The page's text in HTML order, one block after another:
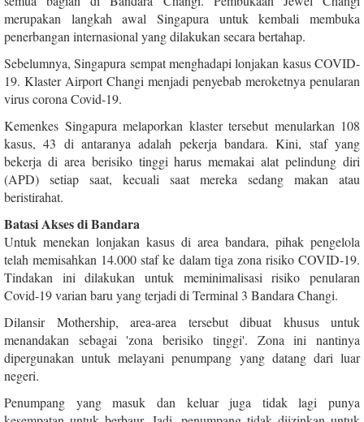
merupakan langkah awal Singapura untuk kembali membuka
penerbangan internasional yang dilakukan secara bertahap.
Sebelumnya, Singapura sempat menghadapi lonjakan kasus COVID-
19. Klaster Airport Changi menjadi penyebab meroketnya penularan
virus corona Covid-19.
Kemenkes Singapura melaporkan klaster tersebut menularkan 108
kasus, 43 di antaranya adalah pekerja bandara. Kini, staf yang
bekerja di area berisiko tinggi harus memakai alat pelindung diri
(APD) setiap saat, kecuali saat mereka sedang makan atau
beristirahat.
Batasi Akses di Bandara
Untuk menekan lonjakan kasus di area bandara, pihak pengelola
telah memisahkan 14.000 staf ke dalam tiga zona risiko COVID-19.
Tindakan ini dilakukan untuk meminimalisasi risiko penularan
Covid-19 varian baru yang terjadi di Terminal 3 Bandara Changi.
Dilansir Mothership, area-area tersebut dibuat khusus untuk
menandakan sebagai 'zona berisiko tinggi'. Zona ini nantinya
dipergunakan untuk melayani penumpang yang datang dari luar
negeri.
Penumpang yang masuk dan keluar juga tidak lagi punya